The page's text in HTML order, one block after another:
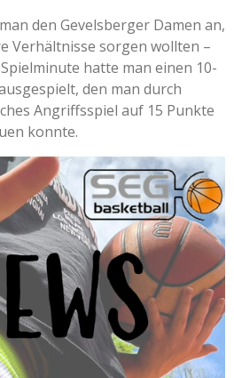
den Gevelsberger Damen an,
Verhältnisse sorgen wollten –
hatte man einen 10-
den man durch
Angriffsspiel auf 15 Punkte
konnte.